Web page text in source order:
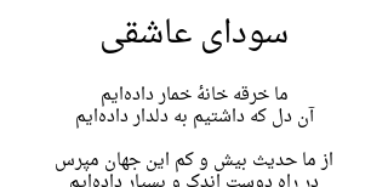
سودای عاشقی
ما خرقه خانهٔ خمار داده‌ایم
آن دل که داشتیم به دلدار داده‌ایم
از ما حدیث بیش و کم این جهان مپرس